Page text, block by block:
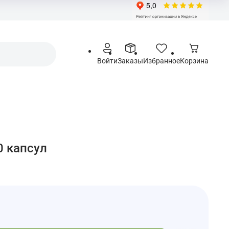
ВойтиЗаказыИзбранноеКорзина
капсул